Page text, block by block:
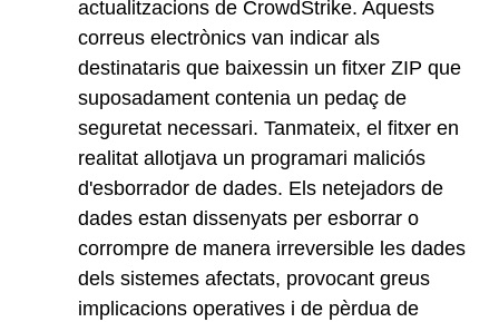
actualitzacions de CrowdStrike. Aquests
correus electrònics van indicar als
destinataris que baixessin un fitxer ZIP que
suposadament contenia un pedaç de
seguretat necessari. Tanmateix, el fitxer en
realitat allotjava un programari maliciós
d'esborrador de dades. Els netejadors de
dades estan dissenyats per esborrar o
corrompre de manera irreversible les dades
dels sistemes afectats, provocant greus
implicacions operatives i de pèrdua de